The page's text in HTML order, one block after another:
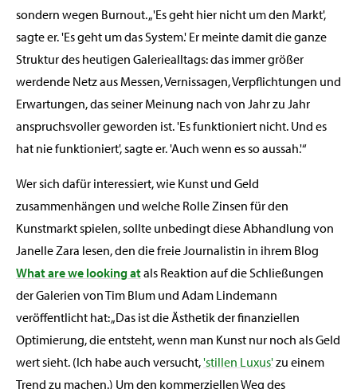
sondern wegen Burnout. „'Es geht hier nicht um den Markt',
sagte er. 'Es geht um das System.' Er meinte damit die ganze
Struktur des heutigen Galeriealltags: das immer größer
werdende Netz aus Messen, Vernissagen, Verpflichtungen und
Erwartungen, das seiner Meinung nach von Jahr zu Jahr
anspruchsvoller geworden ist. 'Es funktioniert nicht. Und es
hat nie funktioniert', sagte er. 'Auch wenn es so aussah.'“
Wer sich dafür interessiert, wie Kunst und Geld
zusammenhängen und welche Rolle Zinsen für den
Kunstmarkt spielen, sollte unbedingt diese Abhandlung von
Janelle Zara lesen, den die freie Journalistin in ihrem Blog
What are we looking atals Reaktion auf die Schließungen
der Galerien von Tim Blum und Adam Lindemann
veröffentlicht hat: „Das ist die Ästhetik der finanziellen
Optimierung, die entsteht, wenn man Kunst nur noch als Geld
wert sieht. (Ich habe auch versucht,'stillen Luxus'zu einem
Trend zu machen.) Um den kommerziellen Weg des